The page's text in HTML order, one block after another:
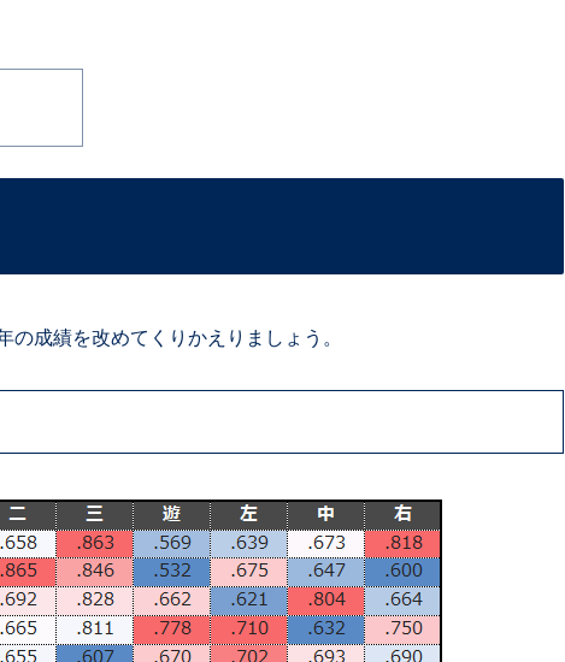
成績を改めてくりかえりましょう。